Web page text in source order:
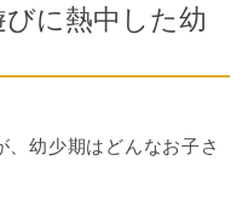
に熱中した幼
幼少期はどんなお子さ